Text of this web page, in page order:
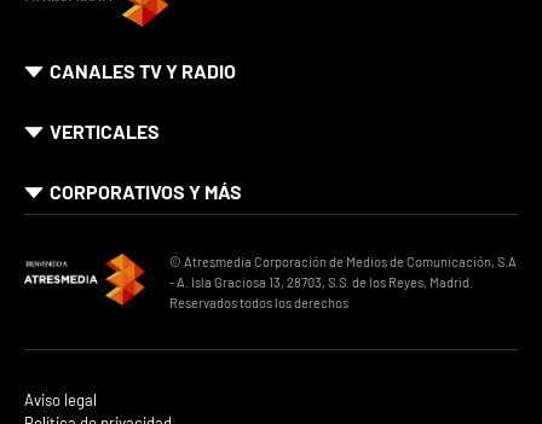
CANALES TV Y RADIO
VERTICALES
CORPORATIVOS Y MÁS
© Atresmedia Corporación de Medios de Comunicación, S.A
- A. Isla Graciosa 13, 28703, S.S. de los Reyes, Madrid.
Reservados todos los derechos
Aviso legal